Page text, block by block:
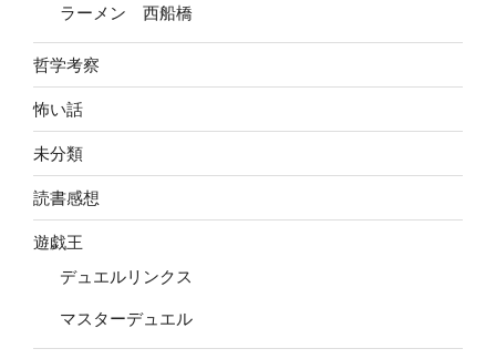
ラーメン 西船橋
哲学考察
怖い話
未分類
読書感想
遊戯王
デュエルリンクス
マスターデュエル